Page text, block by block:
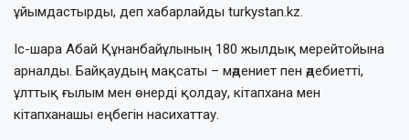
ұйымдастырды, деп хабарлайды turkystan.kz.
Іс-шара Абай Құнанбайұлының 180 жылдық мерейтойына
арналды. Байқаудың мақсаты – мәдениет пен әдебиетті,
ұлттық ғылым мен өнерді қолдау, кітапхана мен
кітапханашы еңбегін насихаттау.